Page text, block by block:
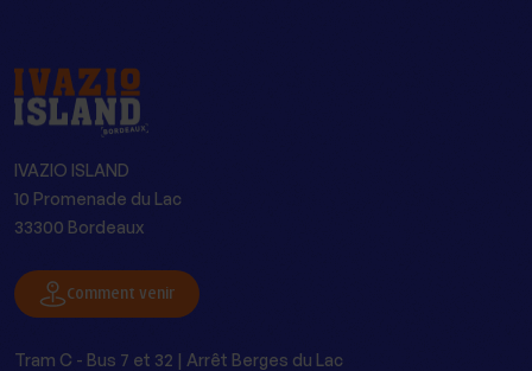
IVAZIO ISLAND
10 Promenade du Lac
33300 Bordeaux
Comment venir
Tram C - Bus 7 et 32 | Arrêt Berges du Lac